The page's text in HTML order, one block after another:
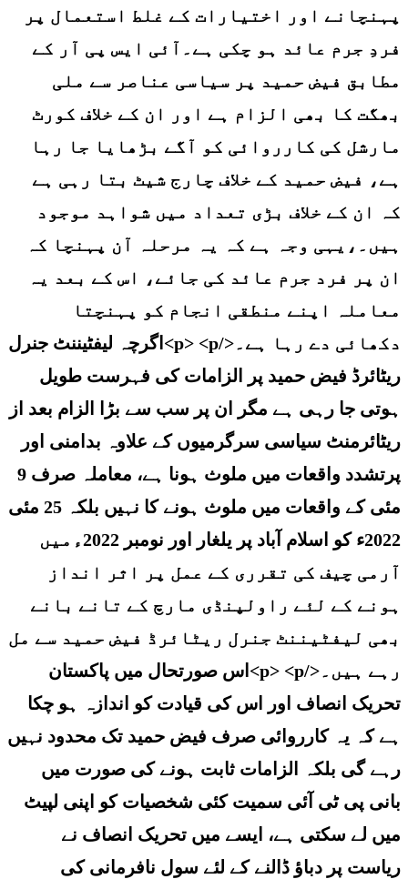
پہنچانے اور اختیارات کے غلط استعمال پر
فردِ جرم عائد ہو چکی ہے۔آئی ایس پی آر کے
مطابق فیض حمید پر سیاسی عناصر سے ملی
بھگت کا بھی الزام ہے اور ان کے خلاف کورٹ
مارشل کی کارروائی کو آگے بڑھایا جا رہا
ہے، فیض حمید کے خلاف چارج شیٹ بتا رہی ہے
کہ ان کے خلاف بڑی تعداد میں شواہد موجود
ہیں۔،یہی وجہ ہے کہ یہ مرحلہ آن پہنچا کہ
ان پر فرد جرم عائد کی جائے، اس کے بعد یہ
معاملہ اپنے منطقی انجام کو پہنچتا
دکھائی دے رہا ہے۔</p> <p>اگرچہ لیفٹیننٹ جنرل
ریٹائرڈ فیض حمید پر الزامات کی فہرست طویل
ہوتی جا رہی ہے مگر ان پر سب سے بڑا الزام بعد از
ریٹائرمنٹ سیاسی سرگرمیوں کے علاوہ بدامنی اور
پرتشدد واقعات میں ملوث ہونا ہے، معاملہ صرف 9
مئی کے واقعات میں ملوث ہونے کا نہیں بلکہ 25 مئی
2022ء کو اسلام آباد پر یلغار اور نومبر 2022ءمیں
آرمی چیف کی تقرری کے عمل پر اثر انداز
ہونے کے لئے راولپنڈی مارچ کے تانے بانے
بھی لیفٹیننٹ جنرل ریٹائرڈ فیض حمید سے مل
رہے ہیں۔</p> <p>اس صورتحال میں پاکستان
تحریک انصاف اور اس کی قیادت کو اندازہ ہو چکا
ہے کہ یہ کارروائی صرف فیض حمید تک محدود نہیں
رہے گی بلکہ الزامات ثابت ہونے کی صورت میں
بانی پی ٹی آئی سمیت کئی شخصیات کو اپنی لپیٹ
میں لے سکتی ہے، ایسے میں تحریک انصاف نے
ریاست پر دباﺅ ڈالنے کے لئے سول نافرمانی کی